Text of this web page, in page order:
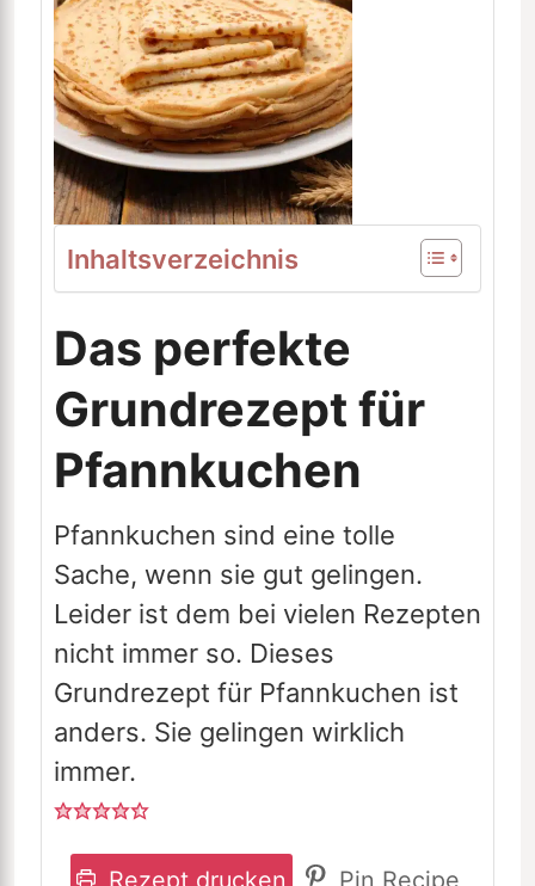
Inhaltsverzeichnis
Das perfekte
Grundrezept für
Pfannkuchen
Pfannkuchen sind eine tolle
Sache, wenn sie gut gelingen.
Leider ist dem bei vielen Rezepten
nicht immer so. Dieses
Grundrezept für Pfannkuchen ist
anders. Sie gelingen wirklich
immer.